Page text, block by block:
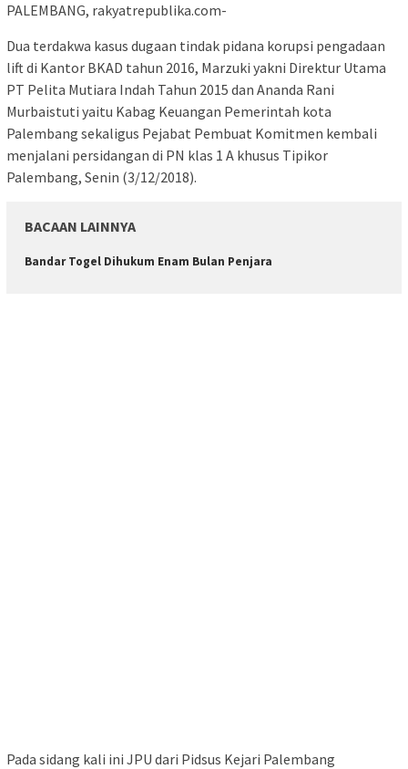
PALEMBANG, rakyatrepublika.com-
Dua terdakwa kasus dugaan tindak pidana korupsi pengadaan
lift di Kantor BKAD tahun 2016, Marzuki yakni Direktur Utama
PT Pelita Mutiara Indah Tahun 2015 dan Ananda Rani
Murbaistuti yaitu Kabag Keuangan Pemerintah kota
Palembang sekaligus Pejabat Pembuat Komitmen kembali
menjalani persidangan di PN klas 1 A khusus Tipikor
Palembang, Senin (3/12/2018).
BACAAN LAINNYA
Bandar Togel Dihukum Enam Bulan Penjara
Pada sidang kali ini JPU dari Pidsus Kejari Palembang